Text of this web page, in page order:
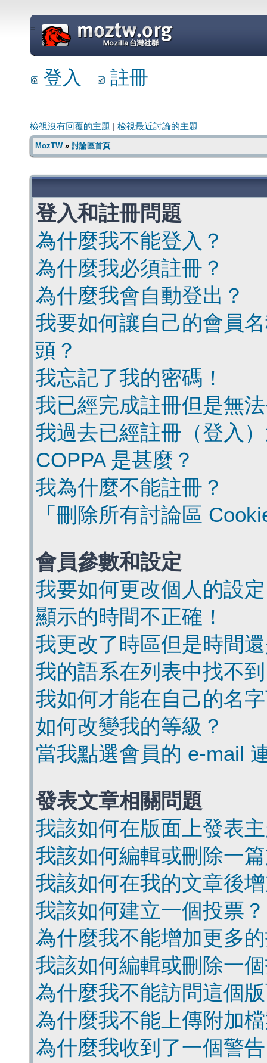
=
登入 註冊
檢視沒有回覆的主題 檢視最近討論的主題
MozTW» 討論區首頁
登入和註冊問題
為什麼我不能登入？
為什麼我必須註冊？
為什麼我會自動登出？
我要如何讓自己的會員
頭？
我忘記了我的密碼！
我已經完成註冊但是無
我過去已經註冊（登入
COPPA 是甚麼？
我為什麼不能註冊？
「刪除所有討論區
會員參數和設定
我要如何更改個人的設
顯示的時間不正確！
我更改了時區但是時間
我的語系在列表中找不
我如何才能在自己的名
如何改變我的等級？
當我點選會員的 e-mail
發表文章相關問題
我該如何在版面上發表
我該如何編輯或刪除一
我該如何在我的文章後
我該如何建立一個投票？
為什麼我不能增加更多
我該如何編輯或刪除一
為什麼我不能訪問這個
為什麼我不能上傳附加
為什麼我收到了一個警